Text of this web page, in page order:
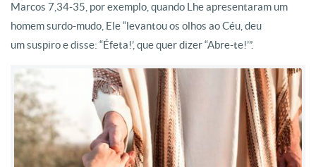
Marcos 7,34-35, por exemplo, quando Lhe apresentaram um
homem surdo-mudo, Ele “levantou os olhos ao Céu, deu
um suspiro e disse: “Éfeta!’, que quer dizer “Abre-te!’”.